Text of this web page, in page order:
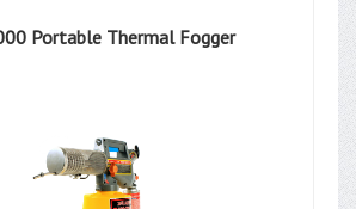
Portable Thermal Fogger